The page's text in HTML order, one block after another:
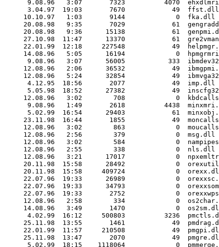
9.08.96   3:07       7323          4070
3.04.97  19:03       7670            49  ffst.dll
10.10.97   1:03       9144             0  fka.dll
20.08.98   9:35       7029            61
20.08.98   9:36      15138            61
27.10.98  11:47      13370            61
22.01.99  12:18     227548            49
14.08.96   5:05      16194             0
9.08.96   3:07      56005           333
12.08.96   2:06      36532            49
12.08.96   5:24      32854            49
4.12.95  18:56       2077            49  imp.dll
5.05.98  18:52      27382            49
12.08.96   3:02        708             0
9.08.96   1:49       2618          4438
5.02.99  16:54      29403            61
23.11.98  16:44       1855            49
12.08.96   3:02        863             0
12.08.96   2:56        379             0  msg.dll
12.08.96   3:02        584             0
12.08.96   2:55        338             0  nls.dll
12.08.96   3:21      17017             0
20.11.98  15:58      28492             0
20.11.98  15:58     409724             0
22.07.96  19:33      26989             0
22.07.96  19:33      34793             0
22.07.96  19:33       2752             0
12.08.96   2:58        334             0
14.08.96   3:49       1470             0
4.02.99  16:12     500803          3236
25.11.98  13:55       1461            49
22.01.99  11:57     210508            49
25.11.98  13:47       2070            49
5.02.99  18:15    1118064             0